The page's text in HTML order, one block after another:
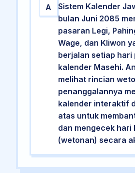
A
Sistem Kalender
bulan Juni 2085
pasaran Legi,
Wage, dan Kliwon
berjalan setiap hari
kalender Masehi.
melihat rincian
penanggalannya
kalender interaktif
atas untuk
dan mengecek hari
(wetonan) secara